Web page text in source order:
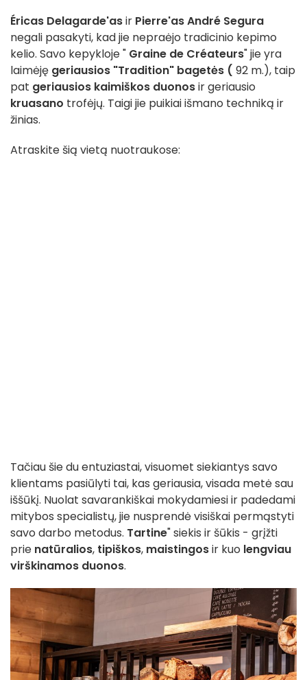
Éricas Delagarde'asir Pierre'as André Segura
negali pasakyti, kad jie nepraėjo tradicinio kepimo
kelio. Savo kepykloje " Graine de Créateurs" jie yra
laimėję geriausios "Tradition" bagetės ( 92 m.), taip
pat geriausios kaimiškos duonosir geriausio
kruasano trofėjų. Taigi jie puikiai išmano techniką ir
žinias.
Atraskite šią vietą nuotraukose:
Tačiau šie du entuziastai, visuomet siekiantys savo
klientams pasiūlyti tai, kas geriausia, visada metė sau
iššūkį. Nuolat savarankiškai mokydamiesi ir padedami
mitybos specialistų, jie nusprendė visiškai permąstyti
savo darbo metodus. Tartine" siekis ir šūkis - grįžti
prie natūralios, tipiškos, maistingosir kuo lengviau
virškinamos duonos.